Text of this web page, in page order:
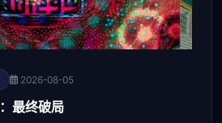
2026-08-05
最终破局